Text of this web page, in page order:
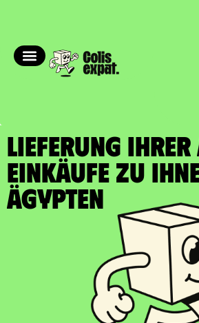
LIEFERUNG
EINKÄUFE zu
Ägypten